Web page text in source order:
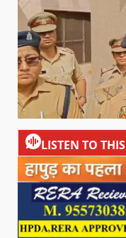
LISTEN TO THIS